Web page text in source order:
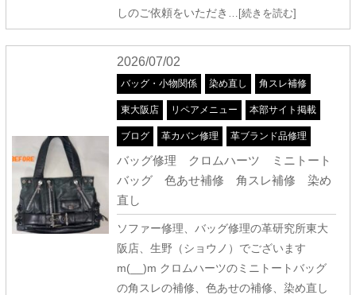
しのご依頼をいただき …[続きを読む]
2026/07/02
バッグ・小物関係 染め直し 角スレ補修
東大阪店 リペアメニュー 本部サイト掲載
ブログ 革カバン修理 革ブランド品修理
バッグ修理 クロムハーツ ミニトート
バッグ 色あせ補修 角スレ補修 染め
直し
ソファー修理、バッグ修理の革研究所東大
阪店、生野（ショウノ）でございます
m(__)m クロムハーツのミニトートバッグ
の角スレの補修、色あせの補修、染め直し